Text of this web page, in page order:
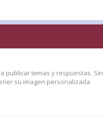
publicar temas y respuestas. Sin
su imagen personalizada